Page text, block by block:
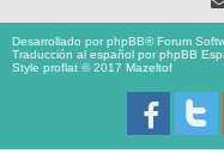
Desarrollado porphpBB® Forum
Traducción al español porphpBB
Style proflat © 2017 Mazeltof